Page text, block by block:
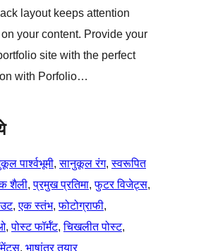
layout keeps attention
your content. Provide your
site with the perfect
with Porfolio…
पार्श्वभूमी, सानुकूल रंग, स्वरूपित
शैली, प्रमुख प्रतिमा, फुटर विजेट्स
, एक स्तंभ, फोटोग्राफी
, पोस्ट फॉर्मॅट, चिखलीत पोस्ट
, भाषांतर तयार